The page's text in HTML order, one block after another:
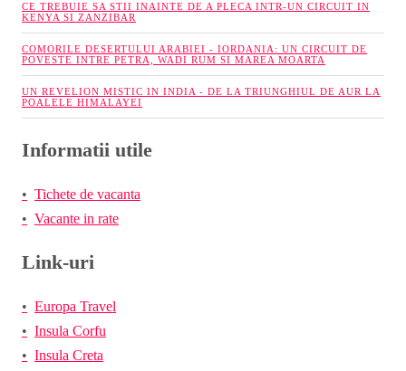
CE TREBUIE SA STII INAINTE DE A PLECA INTR-UN CIRCUIT IN
KENYA SI ZANZIBAR
COMORILE DESERTULUI ARABIEI - IORDANIA: UN CIRCUIT DE
POVESTE INTRE PETRA, WADI RUM SI MAREA MOARTA
UN REVELION MISTIC IN INDIA - DE LA TRIUNGHIUL DE AUR LA
POALELE HIMALAYEI
Informatii utile
Tichete de vacanta
Vacante in rate
Link-uri
Europa Travel
Insula Corfu
Insula Creta